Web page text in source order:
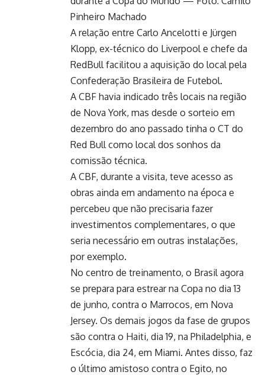
Pinheiro Machado
A relação entre Carlo Ancelotti e Jürgen
Klopp, ex-técnico do Liverpool e chefe da
RedBull facilitou a aquisição do local pela
Confederação Brasileira de Futebol.
A CBF havia indicado três locais na região
de Nova York, mas desde o sorteio em
dezembro do ano passado tinha o CT do
Red Bull como local dos sonhos da
comissão técnica.
A CBF, durante a visita, teve acesso as
obras ainda em andamento na época e
percebeu que não precisaria fazer
investimentos complementares, o que
seria necessário em outras instalações,
por exemplo.
No centro de treinamento, o Brasil agora
se prepara para estrear na Copa no dia 13
de junho, contra o Marrocos, em Nova
Jersey. Os demais jogos da fase de grupos
são contra o Haiti, dia 19, na Philadelphia, e
Escócia, dia 24, em Miami. Antes disso, faz
o último amistoso contra o Egito, no